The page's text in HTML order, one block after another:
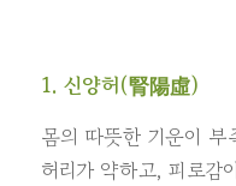
1. 신양허(腎陽虛)
몸의 따뜻한 기운이
허리가 약하고, 피로감